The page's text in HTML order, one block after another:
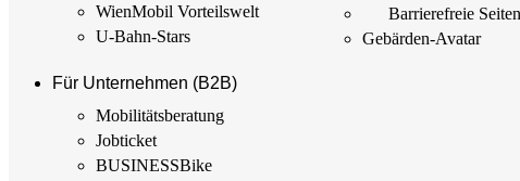
WienMobil Vorteilswelt
U-Bahn-Stars
Barrierefreie
Gebärden-Avatar
Für Unternehmen (B2B)
Mobilitäts­beratung
Jobticket
BUSINESSBike